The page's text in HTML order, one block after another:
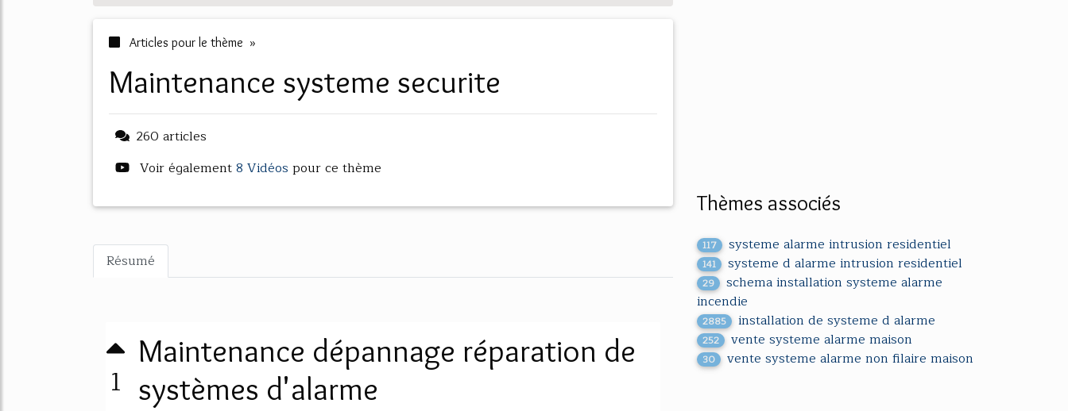
Articles pour le thème »
maintenance systeme securite
260 articles
Voir également8 Vidéos pour ce thème
Résumé
1
Maintenance dépannage réparation de
systèmes d'alarme
Thèmes associés
117 systeme alarme intrusion residentiel
141 systeme d alarme intrusion residentiel
29
schema installation systeme alarme
incendie
2885 installation de systeme d alarme
252 vente systeme alarme maison
30 vente systeme alarme non filaire maison